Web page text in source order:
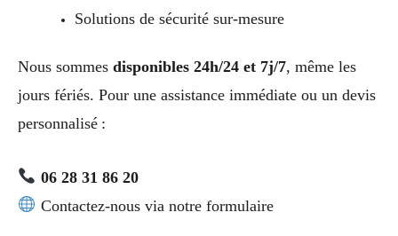
Solutions de sécurité sur-mesure
Nous sommes disponibles 24h/24 et 7j/7, même les
jours fériés. Pour une assistance immédiate ou un devis
personnalisé :
06 28 31 86 20
Contactez-nous via notre formulaire